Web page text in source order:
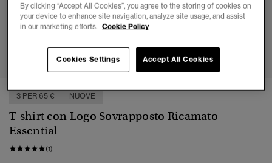
1 2 3 4 5
3 PER 65 € NUOVE
T-shirt con Logo Sovrapposto Ricamato
Essential
(1)
By clicking “Accept All Cookies”, you agree to the storing of cookies on
your device to enhance site navigation, analyze site usage, and assist
in our marketing efforts. Cookie Policy
Cookies Settings Accept All Cookies